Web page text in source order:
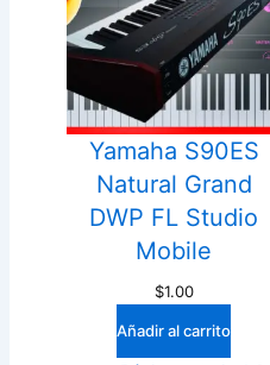
Yamaha S90ES
Natural Grand
DWP FL Studio
Mobile
$1.00
Añadir al carrito